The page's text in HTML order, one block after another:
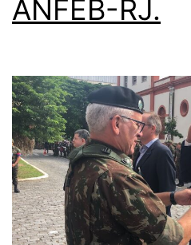
ANFEB-RJ.